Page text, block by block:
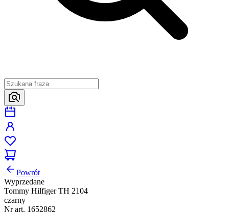
Powrót
Wyprzedane
Tommy Hilfiger TH 2104
czarny
Nr art. 1652862